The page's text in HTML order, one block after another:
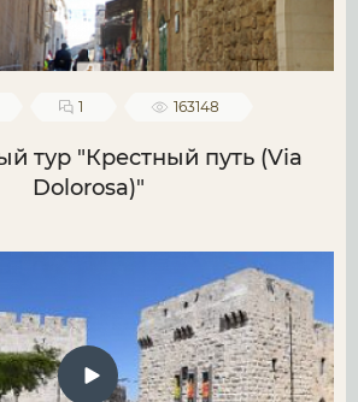
1 163148
тур "Крестный путь (Via
Dolorosa)"